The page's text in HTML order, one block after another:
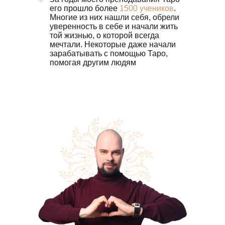
его прошло более 1500 учеников.
Многие из них нашли себя, обрели
уверенность в себе и начали жить
той жизнью, о которой всегда
мечтали. Некоторые даже начали
зарабатывать с помощью Таро,
помогая другим людям